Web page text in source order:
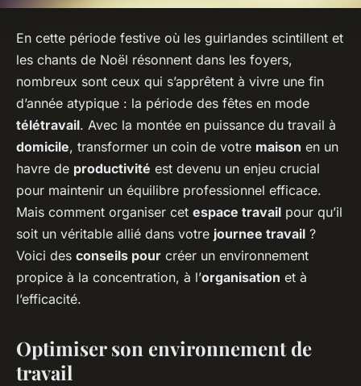
En cette période festive où les guirlandes scintillent et
les chants de Noël résonnent dans les foyers,
nombreux sont ceux qui s’apprêtent à vivre une fin
d’année atypique : la période des fêtes en mode
télétravail. Avec la montée en puissance du travail à
domicile, transformer un coin de votre maison en un
havre de productivité est devenu un enjeu crucial
pour maintenir un équilibre professionnel efficace.
Mais comment organiser cet espace travail pour qu’il
soit un véritable allié dans votre journee travail ?
Voici des conseils pour créer un environnement
propice à la concentration, à l’organisation et à
l’efficacité.
Optimiser son environnement de
travail